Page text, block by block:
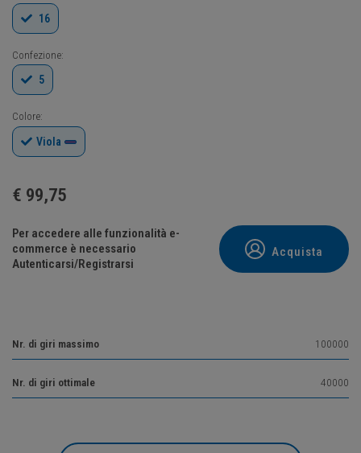
16
Confezione:
5
Colore:
Viola
€ 99,75
Per accedere alle funzionalità e-
commerce è necessario
Autenticarsi/Registrarsi
Acquista
Nr. di giri massimo 100000
Nr. di giri ottimale 40000